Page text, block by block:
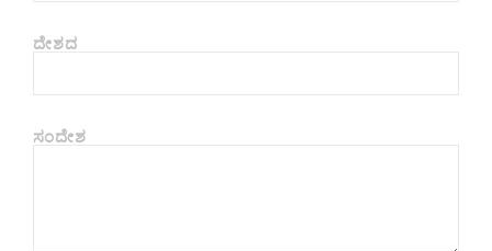
ದೇಶದ
ಸಂದೇಶ